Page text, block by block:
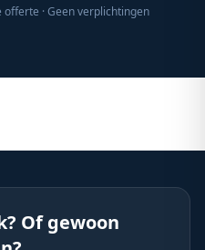
· Geen verplichtingen
Of gewoon